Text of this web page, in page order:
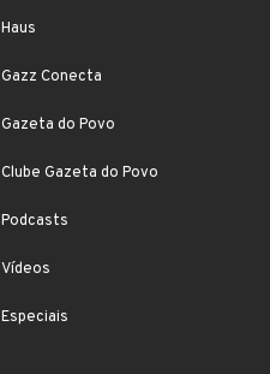
Haus
Gazz Conecta
Gazeta do Povo
Clube Gazeta do Povo
Podcasts
Vídeos
Especiais